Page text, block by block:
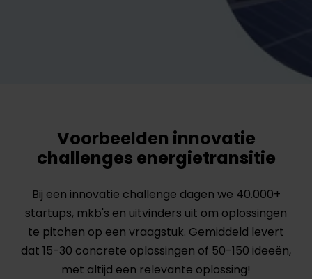
Voorbeelden innovatie
challenges energietransitie
Bij een innovatie challenge dagen we 40.000+
startups, mkb's en uitvinders uit om oplossingen
te pitchen op een vraagstuk. Gemiddeld levert
dat 15-30 concrete oplossingen of 50-150 ideeën,
met altijd een relevante oplossing!